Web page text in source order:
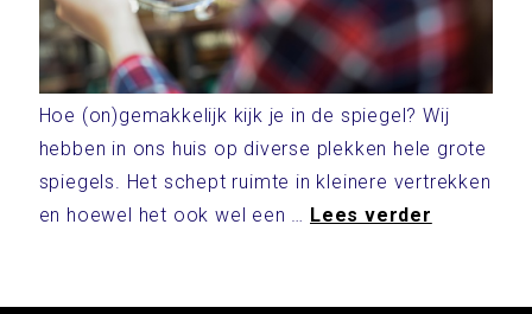
Hoe (on)gemakkelijk kijk je in de spiegel? Wij
hebben in ons huis op diverse plekken hele grote
spiegels. Het schept ruimte in kleinere vertrekken
en hoewel het ook wel een … Lees verder